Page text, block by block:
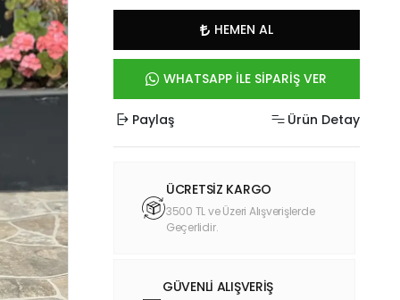
HEMEN AL
WHATSAPP İLE SİPARİŞ VER
Paylaş Ürün Detay
ÜCRETSİZ KARGO
3500 TL ve Üzeri Alışverişlerde
Geçerlidir.
GÜVENLİ ALIŞVERİŞ